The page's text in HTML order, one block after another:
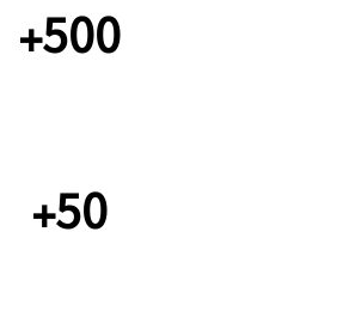
+500
+50